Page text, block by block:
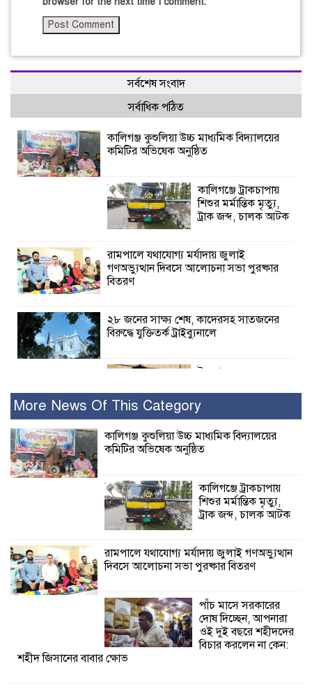
সর্বশেষ সংবাদ
সর্বাধিক পঠিত
কালিগঞ্জ কুশুলিয়া উচ্চ মাধ্যমিক বিদ্যালয়ের
কমিটির অভিষেক অনুষ্ঠিত
কালিগঞ্জে ট্রাকচাপায়
শিশুর মর্মান্তিক মৃত্যু,
ট্রাক জব্দ, চালক আটক
রামপালে যথাযোগ্য মর্যাদায় জুলাই
গণঅভ্যুত্থান দিবসে আলোচনা সভা পুরষ্কার
বিতরণ
২৮ জনের সাক্ষ্য শেষ, কাদেরসহ সাতজনের
বিরুদ্ধে যুক্তিতর্ক ট্রাইব্যুনালে
ইসলামের সবচেয়ে
নুর
পাঁচ মাসে সরকারের দোষ দিচ্ছেন, আপনারা
কালিগঞ্জে নিখোঁজ জেলের মরদেহ অবশেষে
মিলল ইছামতী নদীতে
শ্রীউলা ইউনিয়ন
অনুষ্ঠিত
শ্যামনগরে জলবায়ু সহনশীল জনগোষ্ঠী গঠনে
প্রকল্পের অংশগ্রহণমূলক শিখন ও অভিজ্ঞতা
More News Of This Category
কালিগঞ্জ কুশুলিয়া উচ্চ মাধ্যমিক বিদ্যালয়ের
কমিটির অভিষেক অনুষ্ঠিত
কালিগঞ্জে ট্রাকচাপায়
শিশুর মর্মান্তিক মৃত্যু,
ট্রাক জব্দ, চালক আটক
রামপালে যথাযোগ্য মর্যাদায় জুলাই গণঅভ্যুত্থান
দিবসে আলোচনা সভা পুরষ্কার বিতরণ
পাঁচ মাসে সরকারের
দোষ দিচ্ছেন, আপনারা
ওই দুই বছরে শহীদদের
বিচার করলেন না কেন:
শহীদ জিসানের বাবার ক্ষোভ